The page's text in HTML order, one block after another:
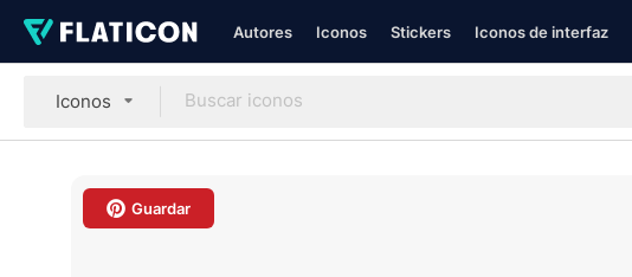
Autores Iconos Stickers Iconos de interfaz
Iconos
Guardar